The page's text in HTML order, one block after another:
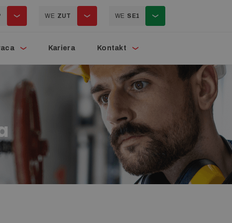
WE ZUT WE SE1
Kariera Kontakt